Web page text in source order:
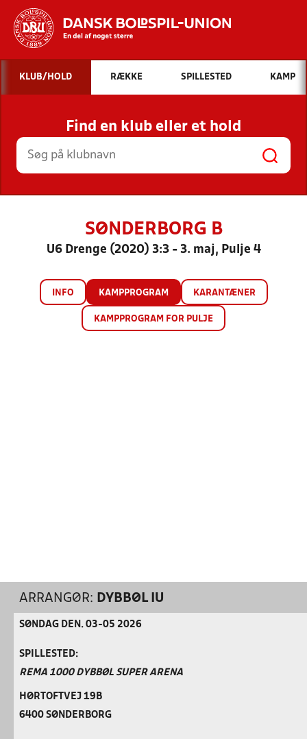
Hvad vil du søge efter?
INDHOLD OG NYHEDER
STILLINGER, RESULTATER, KLUBBER OG
HOLD
KLUB/HOLD RÆKKE SPILLESTED KAMP
Find en klub eller et hold
SØNDERBORG B
U6 Drenge (2020) 3:3 - 3. maj, Pulje 4
INFO KAMPPROGRAM KARANTÆNER
KAMPPROGRAM FOR PULJE
ARRANGØR: DYBBØL IU
SØNDAG DEN. 03-05 2026
SPILLESTED:
REMA 1000 DYBBØL SUPER ARENA
HØRTOFTVEJ 19B
6400 SØNDERBORG